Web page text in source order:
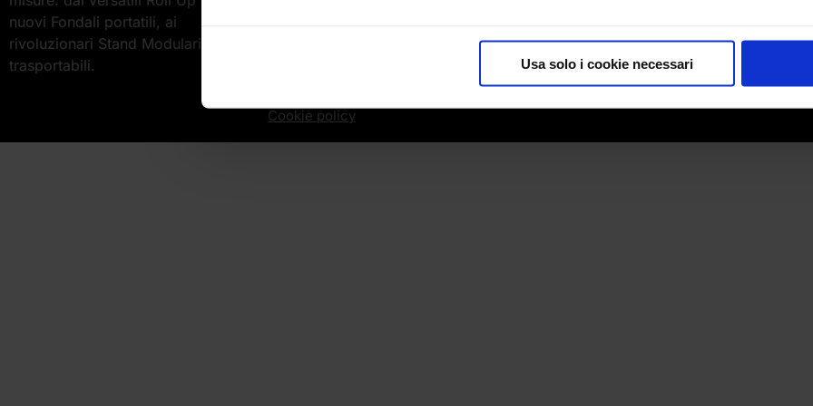
Usa solo i cookie necessari
nuovi Fondali portatili, ai
rivoluzionari Stand Modulari e
trasportabili.
Cookie policy